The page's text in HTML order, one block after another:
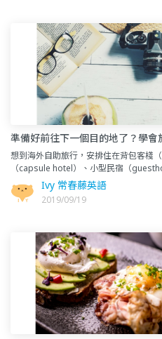
準備好前往下一個目的地了？學
吧！
想到海外自助旅行，安排住在背包客棧
（capsule hotel）、小型民宿（
（five-star hotIvy 常春藤英語
2019/09/19